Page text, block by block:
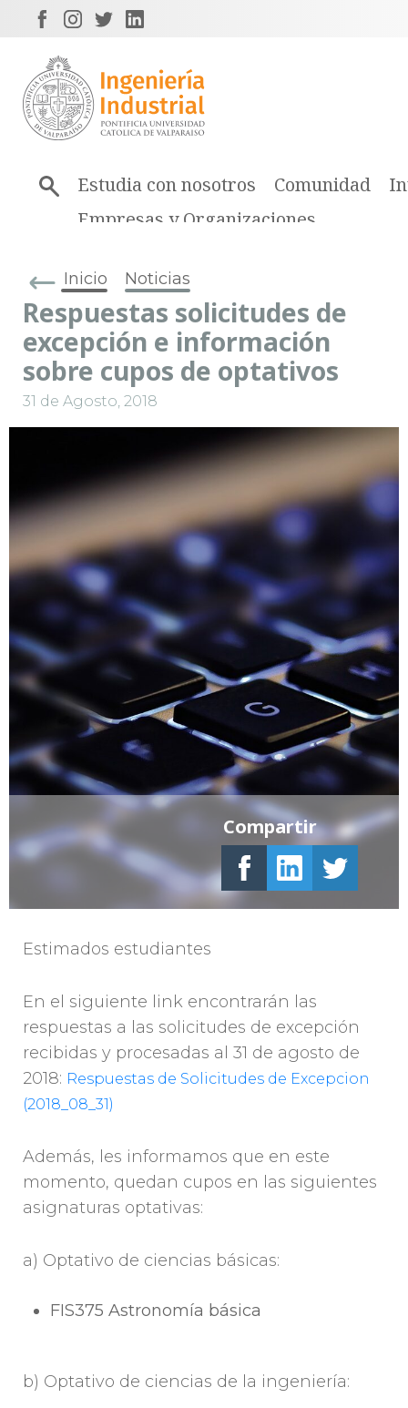
Estudia con nosotros Comunidad
Empresas y Organizaciones
Inicio Noticias
Respuestas solicitudes de
excepción e información
sobre cupos de optativos
31 de Agosto, 2018
Estimados estudiantes
En el siguiente link encontrarán las
respuestas a las solicitudes de excepción
recibidas y procesadas al 31 de agosto de
2018: Respuestas de Solicitudes de Excepcion
(2018_08_31)
Además, les informamos que en este
momento, quedan cupos en las siguientes
asignaturas optativas:
a) Optativo de ciencias básicas:
FIS375 Astronomía básica
b) Optativo de ciencias de la ingeniería:
Compartir